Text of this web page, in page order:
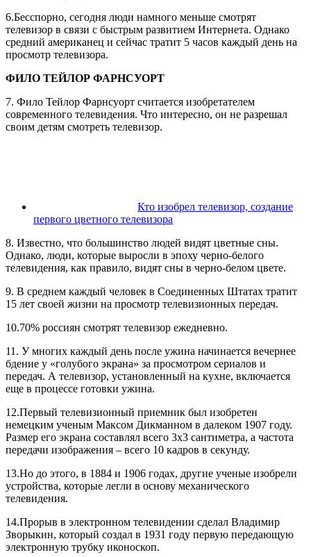
6.Бесспорно, сегодня люди намного меньше смотрят
телевизор в связи с быстрым развитием Интернета. Однако
средний американец и сейчас тратит 5 часов каждый день на
просмотр телевизора.
ФИЛО ТЕЙЛОР ФАРНСУОРТ
7. Фило Тейлор Фарнсуорт считается изобретателем
современного телевидения. Что интересно, он не разрешал
своим детям смотреть телевизор.
Кто изобрел телевизор, создание
первого цветного телевизора
8. Известно, что большинство людей видят цветные сны.
Однако, люди, которые выросли в эпоху черно-белого
телевидения, как правило, видят сны в черно-белом цвете.
9. В среднем каждый человек в Соединенных Штатах тратит
15 лет своей жизни на просмотр телевизионных передач.
10.70% россиян смотрят телевизор ежедневно.
11. У многих каждый день после ужина начинается вечернее
бдение у «голубого экрана» за просмотром сериалов и
передач. А телевизор, установленный на кухне, включается
еще в процессе готовки ужина.
12.Первый телевизионный приемник был изобретен
немецким ученым Максом Дикманном в далеком 1907 году.
Размер его экрана составлял всего 3х3 сантиметра, а частота
передачи изображения – всего 10 кадров в секунду.
13.Но до этого, в 1884 и 1906 годах, другие ученые изобрели
устройства, которые легли в основу механического
телевидения.
14.Прорыв в электронном телевидении сделал Владимир
Зворыкин, который создал в 1931 году первую передающую
электронную трубку иконоскоп.